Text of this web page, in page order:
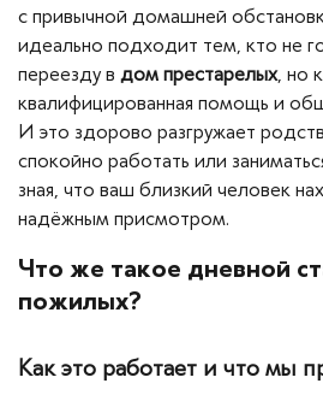
с привычной домашней
идеально подходит тем, кто не
переезду в дом престарелых, но
квалифицированная помощь и
И это здорово разгружает
спокойно работать или
зная, что ваш близкий человек
надёжным присмотром.
Что же такое дневной
пожилых?
Как это работает и что мы